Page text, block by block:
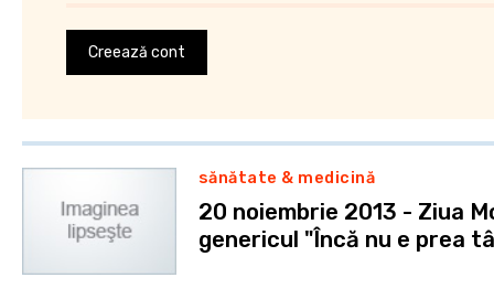
Creează cont
sănătate & medicină
20 noiembrie 2013 - Ziua
genericul "Încă nu e prea